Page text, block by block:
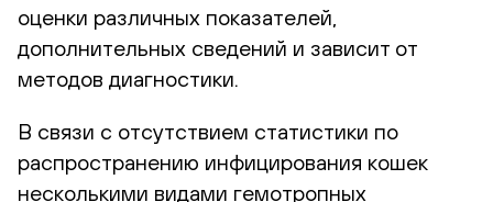
оценки различных показателей,
дополнительных сведений и зависит от
методов диагностики.
В связи с отсутствием статистики по
распространению инфицирования кошек
несколькими видами гемотропных